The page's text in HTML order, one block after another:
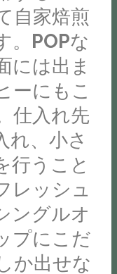
自家焙煎
。POPな
には出ま
ーにもこ
仕入れ先
れ、小さ
行うこと
レッシュ
ングルオ
プにこだ
か出せな